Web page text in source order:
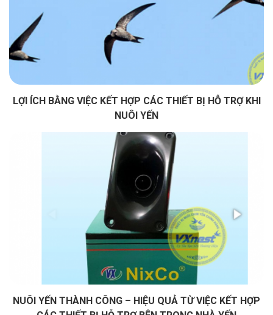
LỢI ÍCH BẰNG VIỆC KẾT HỢP CÁC THIẾT BỊ HỖ TRỢ KHI
NUÔI YẾN
NUÔI YẾN THÀNH CÔNG – HIỆU QUẢ TỪ VIỆC KẾT HỢP